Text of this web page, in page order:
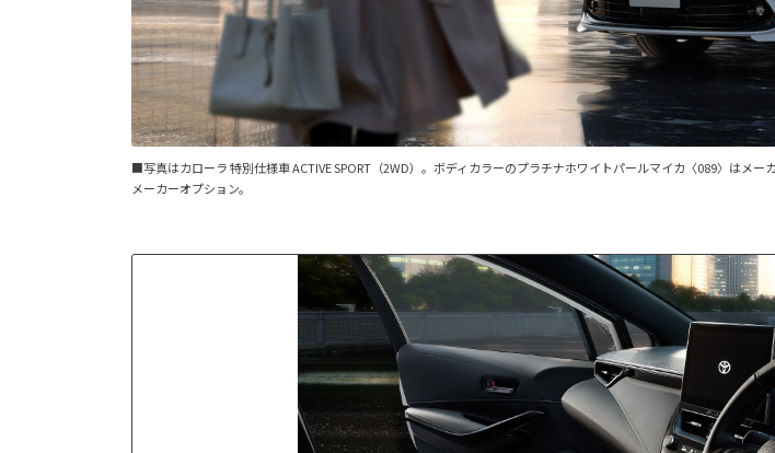
■写真はカローラ 特別仕様車 ACTIVE SPORT（2WD）。ボディカラーのプラチナホワイトパールマイカ〈089〉はメ
メーカーオプション。